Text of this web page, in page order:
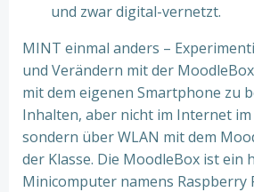
und zwar digital-vernetzt.
MINT einmal anders –
und Verändern mit der
mit dem eigenen Smartphone zu
Inhalten, aber nicht im Internet
sondern über WLAN mit dem
der Klasse. Die MoodleBox ist
Minicomputer namens Raspberry